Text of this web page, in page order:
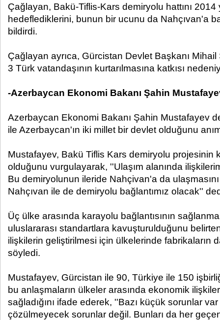
Çağlayan, Bakü-Tiflis-Kars demiryolu hattını 2014
hedeflediklerini, bunun bir ucunu da Nahçıvan'a
bildirdi.
Çağlayan ayrıca, Gürcistan Devlet Başkanı
3 Türk vatandaşının kurtarılmasına katkısı
-Azerbaycan Ekonomi Bakanı Şahin
Azerbaycan Ekonomi Bakanı Şahin Mustafayev
ile Azerbaycan'ın iki millet bir devlet olduğunu
Mustafayev, Bakü Tiflis Kars demiryolu projesinin
olduğunu vurgulayarak, ''Ulaşım alanında
Bu demiryolunun ileride Nahçivan'a da
Nahçıvan ile de demiryolu bağlantımız olacak''
Üç ülke arasında karayolu bağlantısının
uluslararası standartlara kavuşturulduğunu
ilişkilerin geliştirilmesi için ülkelerinde fabrikaların
söyledi.
Mustafayev, Gürcistan ile 90, Türkiye ile 150
bu anlaşmaların ülkeler arasında ekonomik
sağladığını ifade ederek, ''Bazı küçük sorunlar
çözülmeyecek sorunlar değil. Bunları da her